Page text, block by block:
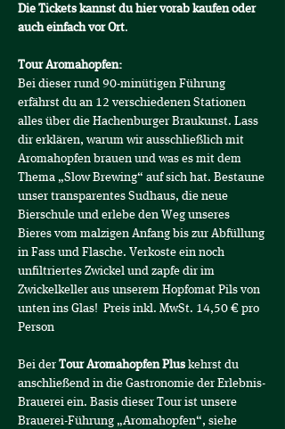
Die Tickets kannst du hier vorab kaufen oder
auch einfach vor Ort.
Tour Aromahopfen:
Bei dieser rund 90-minütigen Führung
erfährst du an 12 verschiedenen Stationen
alles über die Hachenburger Braukunst. Lass
dir erklären, warum wir ausschließlich mit
Aromahopfen brauen und was es mit dem
Thema „Slow Brewing“ auf sich hat. Bestaune
unser transparentes Sudhaus, die neue
Bierschule und erlebe den Weg unseres
Bieres vom malzigen Anfang bis zur Abfüllung
in Fass und Flasche. Verkoste ein noch
unfiltriertes Zwickel und zapfe dir im
Zwickelkeller aus unserem Hopfomat Pils von
unten ins Glas!  Preis inkl. MwSt. 14,50 € pro
Person
Bei der Tour Aromahopfen Plus kehrst du
anschließend in die Gastronomie der Erlebnis-
Brauerei ein. Basis dieser Tour ist unsere
Brauerei-Führung „Aromahopfen“, siehe